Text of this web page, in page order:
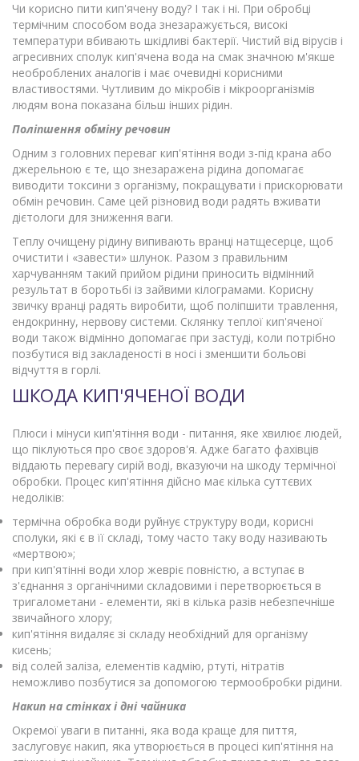
Чи корисно пити кип'ячену воду? І так і ні. При обробці
термічним способом вода знезаражується, високі
температури вбивають шкідливі бактерії. Чистий від вірусів і
агресивних сполук кип'ячена вода на смак значною м'якше
необроблених аналогів і має очевидні корисними
властивостями. Чутливим до мікробів і мікроорганізмів
людям вона показана більш інших рідин.
Поліпшення обміну речовин
Одним з головних переваг кип'ятіння води з-під крана або
джерельною є те, що знезаражена рідина допомагає
виводити токсини з організму, покращувати і прискорювати
обмін речовин. Саме цей різновид води радять вживати
дієтологи для зниження ваги.
Теплу очищену рідину випивають вранці натщесерце, щоб
очистити і «завести» шлунок. Разом з правильним
харчуванням такий прийом рідини приносить відмінний
результат в боротьбі із зайвими кілограмами. Корисну
звичку вранці радять виробити, щоб поліпшити травлення,
ендокринну, нервову системи. Склянку теплої кип'яченої
води також відмінно допомагає при застуді, коли потрібно
позбутися від закладеності в носі і зменшити больові
відчуття в горлі.
ШКОДА КИП'ЯЧЕНОЇ ВОДИ
Плюси і мінуси кип'ятіння води - питання, яке хвилює людей,
що піклуються про своє здоров'я. Адже багато фахівців
віддають перевагу сирій воді, вказуючи на шкоду термічної
обробки. Процес кип'ятіння дійсно має кілька суттєвих
недоліків:
термічна обробка води руйнує структуру води, корисні
сполуки, які є в її складі, тому часто таку воду називають
«мертвою»;
при кип'ятінні води хлор жевріє повністю, а вступає в
з'єднання з органічними складовими і перетворюється в
тригалометани - елементи, які в кілька разів небезпечніше
звичайного хлору;
кип'ятіння видаляє зі складу необхідний для організму
кисень;
від солей заліза, елементів кадмію, ртуті, нітратів
неможливо позбутися за допомогою термообробки рідини.
Накип на стінках і дні чайника
Окремої уваги в питанні, яка вода краще для пиття,
заслуговує накип, яка утворюється в процесі кип'ятіння на